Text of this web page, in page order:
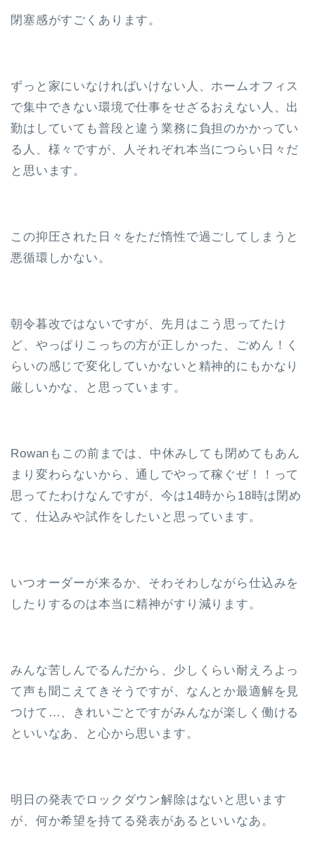
閉塞感がすごくあります。
ずっと家にいなければいけない人、ホームオフィス
で集中できない環境で仕事をせざるおえない人、出
勤はしていても普段と違う業務に負担のかかってい
る人、様々ですが、人それぞれ本当につらい日々だ
と思います。
この抑圧された日々をただ惰性で過ごしてしまうと
悪循環しかない。
朝令暮改ではないですが、先月はこう思ってたけ
ど、やっぱりこっちの方が正しかった、ごめん！く
らいの感じで変化していかないと精神的にもかなり
厳しいかな、と思っています。
Rowanもこの前までは、中休みしても閉めてもあん
まり変わらないから、通しでやって稼ぐぜ！！って
思ってたわけなんですが、今は14時から18時は閉め
て、仕込みや試作をしたいと思っています。
いつオーダーが来るか、そわそわしながら仕込みを
したりするのは本当に精神がすり減ります。
みんな苦しんでるんだから、少しくらい耐えろよっ
て声も聞こえてきそうですが、なんとか最適解を見
つけて…、きれいごとですがみんなが楽しく働ける
といいなあ、と心から思います。
明日の発表でロックダウン解除はないと思います
が、何か希望を持てる発表があるといいなあ。